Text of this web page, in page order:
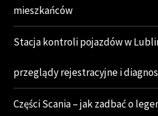
mieszkańców
Stacja kontroli pojazdów w
przeglądy rejestracyjne i
Części Scania – jak zadbać o